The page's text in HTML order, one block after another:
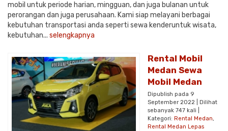
mobil untuk periode harian, mingguan, dan juga bulanan untuk
perorangan dan juga perusahaan. Kami siap melayani berbagai
kebutuhan transportasi anda seperti sewa kenderuntuk wisata,
kebutuhan... selengkapnya
Rental Mobil
Medan Sewa
Mobil Medan
Dipublish pada 9
September 2022 | Dilihat
sebanyak 747 kali |
Kategori: Rental Medan,
Rental Medan Lepas